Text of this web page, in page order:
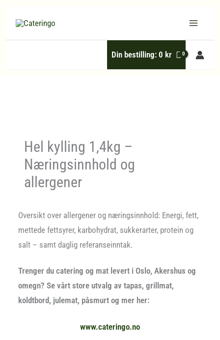
Din bestilling:0 kr
Hel kylling 1,4kg –
Næringsinnhold og
allergener
Oversikt over allergener og næringsinnhold: Energi, fett,
mettede fettsyrer, karbohydrat, sukkerarter, protein og
salt – samt daglig referanseinntak.
Trenger du catering og mat levert i Oslo, Akershus og
omegn? Se vårt store utvalg av tapas, grillmat,
koldtbord, julemat, påsmurt og mer her:
www.cateringo.no